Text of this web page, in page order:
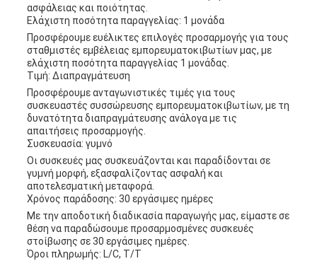
ασφάλειας και ποιότητας.
Ελάχιστη ποσότητα παραγγελίας: 1 μονάδα
Προσφέρουμε ευέλικτες επιλογές προσαρμογής για τους
σταθμιστές εμβέλειας εμπορευματοκιβωτίων μας, με
ελάχιστη ποσότητα παραγγελίας 1 μονάδας.
Τιμή: Διαπραγμάτευση
Προσφέρουμε ανταγωνιστικές τιμές για τους
συσκευαστές συσσώρευσης εμπορευματοκιβωτίων, με τη
δυνατότητα διαπραγμάτευσης ανάλογα με τις
απαιτήσεις προσαρμογής.
Συσκευασία: γυμνό
Οι συσκευές μας συσκευάζονται και παραδίδονται σε
γυμνή μορφή, εξασφαλίζοντας ασφαλή και
αποτελεσματική μεταφορά.
Χρόνος παράδοσης: 30 εργάσιμες ημέρες
Με την αποδοτική διαδικασία παραγωγής μας, είμαστε σε
θέση να παραδώσουμε προσαρμοσμένες συσκευές
στοίβωσης σε 30 εργάσιμες ημέρες.
Όροι πληρωμής: L/C, T/T